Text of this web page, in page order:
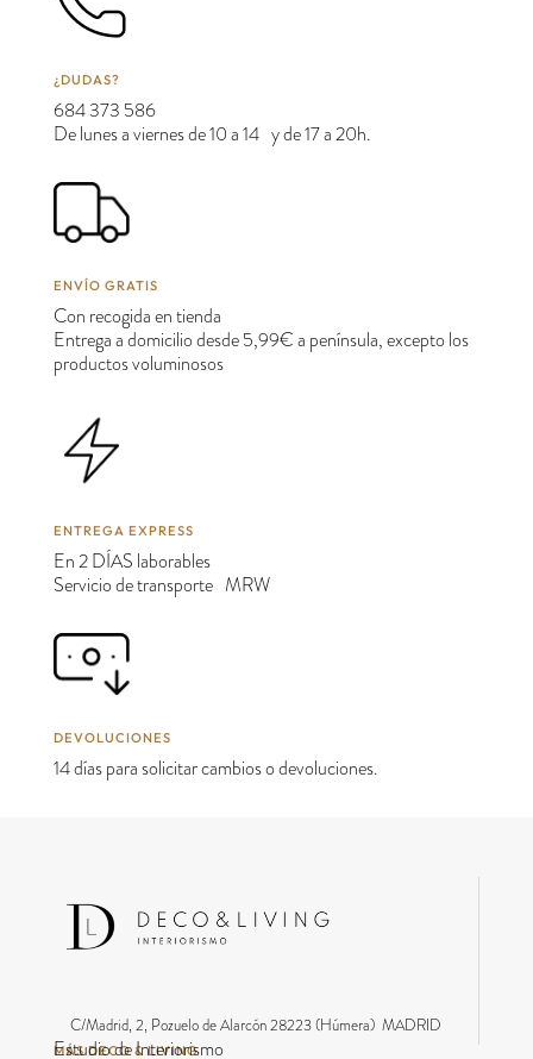
¿DUDAS?
684 373 586
De lunes a viernes de 10 a 14 y de 17 a 20h.
ENVÍO GRATIS
Con recogida en tienda
Entrega a domicilio desde 5,99€ a península, excepto los
productos voluminosos
ENTREGA EXPRESS
En 2 DÍAS laborables
Servicio de transporte MRW
DEVOLUCIONES
14 días para solicitar cambios o devoluciones.
C/Madrid, 2, Pozuelo de Alarcón 28223 (Húmera) MADRID
MÁS DECO & LIVING
Estudio de Interiorismo